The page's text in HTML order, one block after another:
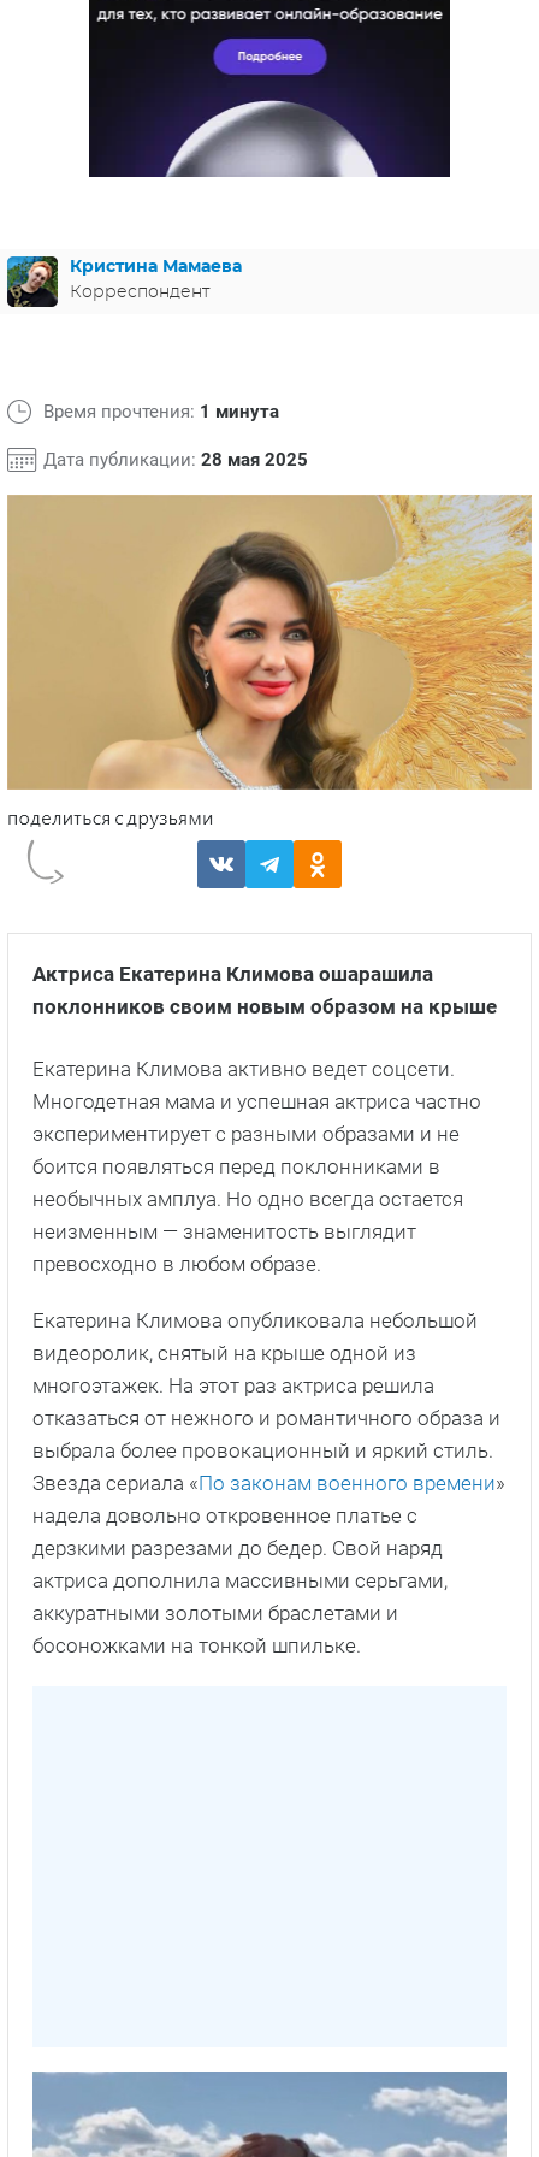
СВЕТСКИЕ НОВОСТИ
Кристина Мамаева
Корреспондент
Время прочтения: 1 минута
Дата публикации: 28 мая 2025
Актриса Екатерина Климова ошарашила
поклонников своим новым образом на крыше
Екатерина Климова активно ведет соцсети.
Многодетная мама и успешная актриса частно
экспериментирует с разными образами и не
боится появляться перед поклонниками в
необычных амплуа. Но одно всегда остается
неизменным — знаменитость выглядит
превосходно в любом образе.
Екатерина Климова опубликовала небольшой
видеоролик, снятый на крыше одной из
многоэтажек. На этот раз актриса решила
отказаться от нежного и романтичного образа и
выбрала более провокационный и яркий стиль.
Звезда сериала «По законам военного времени»
надела довольно откровенное платье с
дерзкими разрезами до бедер. Свой наряд
актриса дополнила массивными серьгами,
аккуратными золотыми браслетами и
босоножками на тонкой шпильке.